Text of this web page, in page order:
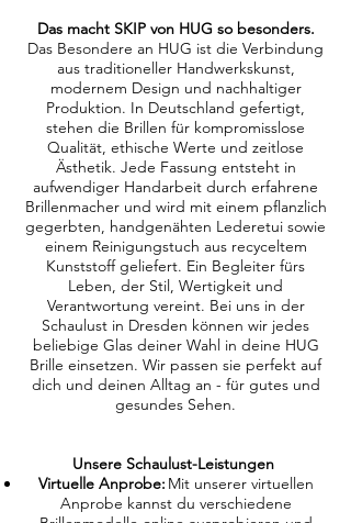
Das macht SKIP von HUG so besonders.
Das Besondere an HUG ist die Verbindung
aus traditioneller Handwerkskunst,
modernem Design und nachhaltiger
Produktion. In Deutschland gefertigt,
stehen die Brillen für kompromisslose
Qualität, ethische Werte und zeitlose
Ästhetik. Jede Fassung entsteht in
aufwendiger Handarbeit durch erfahrene
Brillenmacher und wird mit einem pflanzlich
gegerbten, handgenähten Lederetui sowie
einem Reinigungstuch aus recyceltem
Kunststoff geliefert. Ein Begleiter fürs
Leben, der Stil, Wertigkeit und
Verantwortung vereint. Bei uns in der
Schaulust in Dresden können wir jedes
beliebige Glas deiner Wahl in deine HUG
Brille einsetzen. Wir passen sie perfekt auf
dich und deinen Alltag an - für gutes und
gesundes Sehen.
Unsere Schaulust-Leistungen
Virtuelle Anprobe: Mit unserer virtuellen
Anprobe kannst du verschiedene